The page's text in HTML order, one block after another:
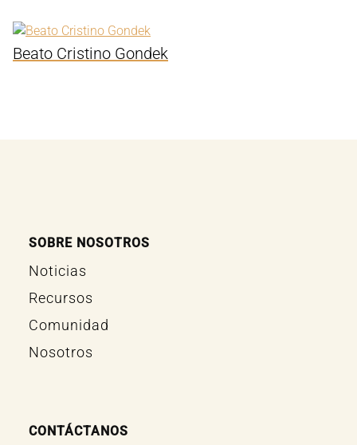
Beato Cristino Gondek
SOBRE NOSOTROS
Noticias
Recursos
Comunidad
Nosotros
CONTÁCTANOS